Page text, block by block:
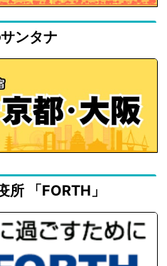
ンタナ
所 「FORTH」